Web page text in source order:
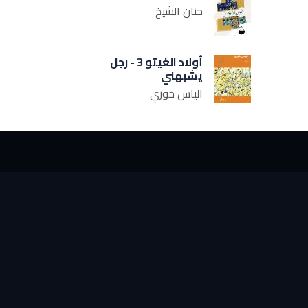
حنان الشيخ
أولاد الغيتو 3 - رجل
يشبهني
الياس خوري